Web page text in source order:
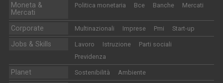
Moneta &
Mercati
Politica monetaria Bce Banche Mercati
Corporate Multinazionali Imprese Pmi Start-up
Jobs & Skills Lavoro Istruzione
Parti sociali
Previdenza
Planet Sostenibilità Ambiente